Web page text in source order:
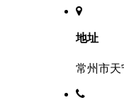
地址
常州市天